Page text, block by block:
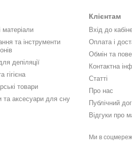
матеріали
та інструменти
депіляції
гігієна
товари
та аксесуари для сну
Клієнтам
Вхід до
Оплата і
Обмін та
Контактна
Статті
Про нас
Публічний
Відгуки про
Ми в